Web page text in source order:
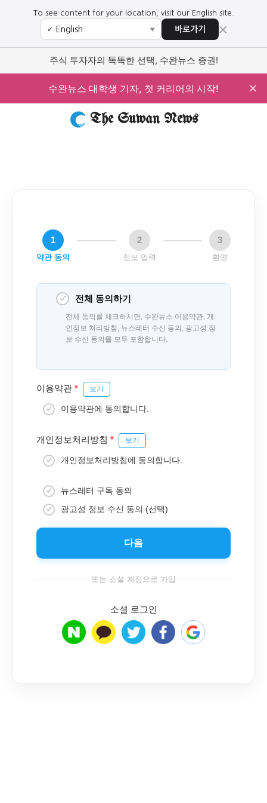
To see content for your location, visit our English site.
✓ ▼ 바로가기 ×
주식 투자자의 똑똑한 선택, 수완뉴스 증권!
수완뉴스 대학생 기자, 첫 커리어의 시작! ✕
The Suwan News
1
약관 동의
2
정보 입력
3
환영
전체 동의하기
전체 동의를 체크하시면, 수완뉴스 이용약관, 개
인정보 처리방침, 뉴스레터 수신 동의, 광고성 정
보 수신 동의를 모두 포함합니다.
이용약관 * 보기
이용약관에 동의합니다.
개인정보처리방침 * 보기
개인정보처리방침에 동의합니다.
뉴스레터 구독 동의
광고성 정보 수신 동의 (선택)
다음
또는 소셜 계정으로 가입
소셜 로그인